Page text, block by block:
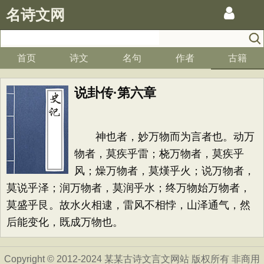
名诗文网
首页 诗文 名句 作者 古籍
说卦传·第六章
神也者，妙万物而为言者也。动万
物者，莫疾乎雷；桡万物者，莫疾乎
风；燥万物者，莫熯乎火；说万物者，
莫说乎泽；润万物者，莫润乎水；终万物始万物者，
莫盛乎艮。故水火相逮，雷风不相悖，山泽通气，然
后能变化，既成万物也。
Copyright © 2012-2024 某某古诗文言文网站 版权所有 非商用